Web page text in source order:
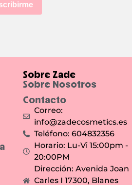
Sobre Zade
Sobre Nosotros
Contacto
Correo:
info@zadecosmetics.es
Teléfono: 604832356
Horario: Lu-Vi 15:00pm -
20:00PM
Dirección: Avenida Joan
Carles I 17300, Blanes